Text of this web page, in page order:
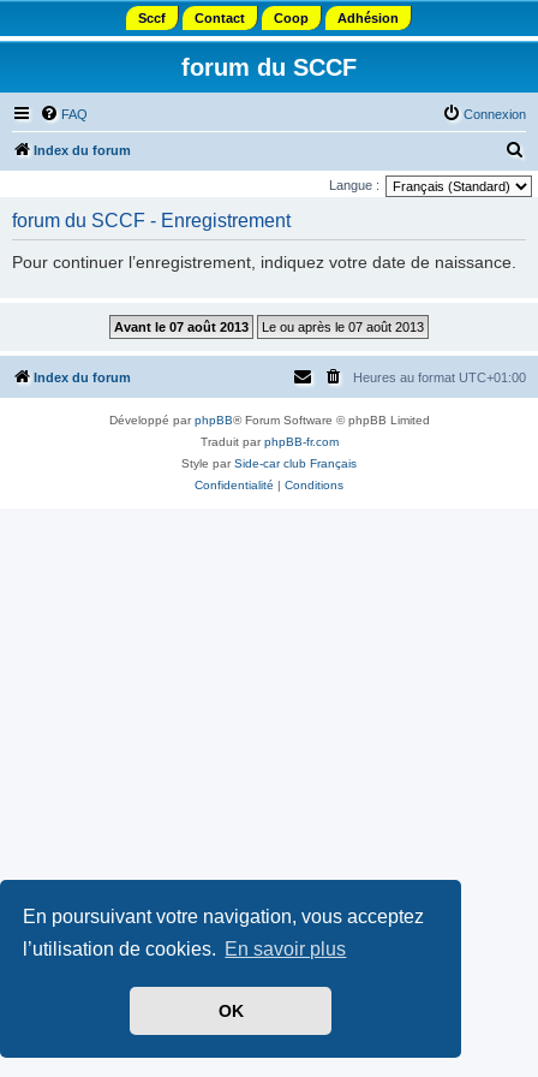
En poursuivant votre navigation, vous acceptez
l’utilisation de cookies. En savoir plus
OK
Sccf Contact Coop Adhésion
forum du SCCF
FAQ Connexion
Index du forum
e
e
Langue :
forum du SCCF - Enregistrement
Pour continuer l’enregistrement, indiquez votre date de naissance.
Index du forum Heures au format UTC+01:00
Développé parphpBB® Forum Software © phpBB Limited
Traduit parphpBB-fr.com
Style parSide-car club Français
Confidentialité
Conditions